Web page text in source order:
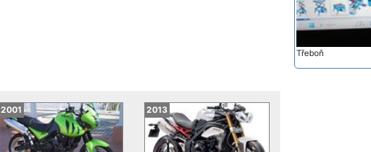
2001 2013
Třeboň